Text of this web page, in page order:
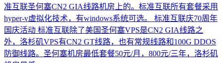
准互联圣何塞CN2 GIA线路机房上的。标准互联所有套餐采用
hyper-v虚拟化技术，有windows系统可选。 标准互联庆70周年
国庆活动 标准互联除了美国圣何塞VPS是CN2 GIA线路之
外，洛杉矶VPS有CN2 GT线路，也有常规线路和100G DDOS
防御线路。圣何塞机房最低套餐50元/月，800元/三年，洛杉矶